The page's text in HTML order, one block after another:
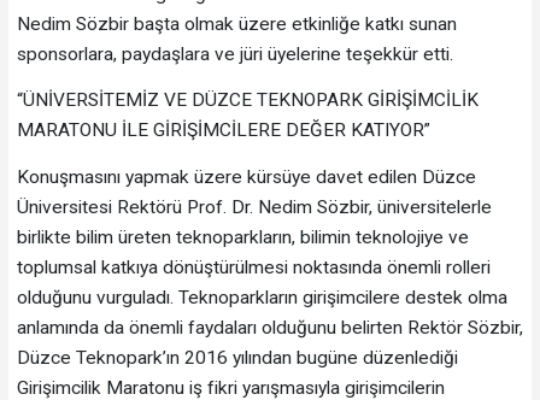
Nedim Sözbir başta olmak üzere etkinliğe katkı sunan
sponsorlara, paydaşlara ve jüri üyelerine teşekkür etti.
“ÜNİVERSİTEMİZ VE DÜZCE TEKNOPARK GİRİŞİMCİLİK
MARATONU İLE GİRİŞİMCİLERE DEĞER KATIYOR”
Konuşmasını yapmak üzere kürsüye davet edilen Düzce
Üniversitesi Rektörü Prof. Dr. Nedim Sözbir, üniversitelerle
birlikte bilim üreten teknoparkların, bilimin teknolojiye ve
toplumsal katkıya dönüştürülmesi noktasında önemli rolleri
olduğunu vurguladı. Teknoparkların girişimcilere destek olma
anlamında da önemli faydaları olduğunu belirten Rektör Sözbir,
Düzce Teknopark’ın 2016 yılından bugüne düzenlediği
Girişimcilik Maratonu iş fikri yarışmasıyla girişimcilerin